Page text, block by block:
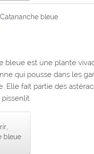
Catananche bleue
bleue est une plante
qui pousse dans les
Elle fait partie des
bleue